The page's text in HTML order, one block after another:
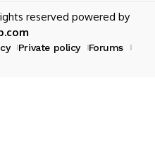
reserved powered by
Private policy
Forums